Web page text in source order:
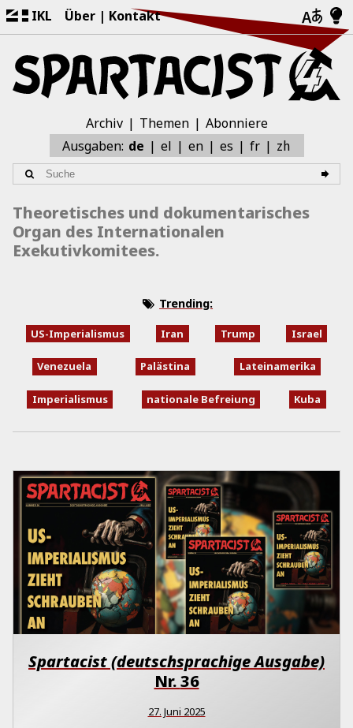
IKL Über Kontakt
Archiv Themen
Abonniere
Ausgaben: de el en es fr zh
Theoretisches und dokumentarisches
Organ des Internationalen
Exekutivkomitees.
Trending:
US-Imperialismus Iran Trump Israel
Venezuela Palästina Lateinamerika
Imperialismus nationale Befreiung Kuba
Spartacist (deutschsprachige Ausgabe)
Nr.36
27. Juni 2025